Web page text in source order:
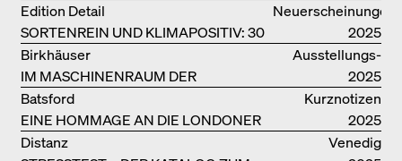
Neuerscheinungen
SORTENREIN UND KLIMAPOSITIV: 30
VORBILDLICHE
HOLZKONSTRUKTIONEN
Edition Detail
2025
Ausstellungs­
kataloge
IM MASCHINENRAUM DER
ARCHITEKTUR
Birkhäuser
2025
Kurznotizen
EINE HOMMAGE AN DIE LONDONER
SOUTH BANK
Batsford
2025
Venedig
Distanz